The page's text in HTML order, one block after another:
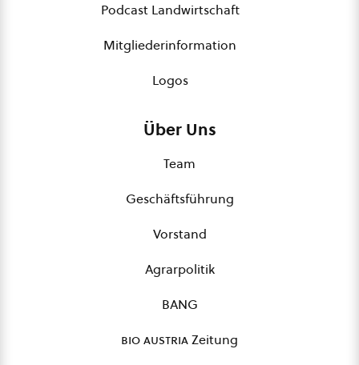
Podcast Landwirtschaft
Mitgliederinformation
Logos
Über Uns
Team
Geschäftsführung
Vorstand
Agrarpolitik
BANG
bio austriaZeitung